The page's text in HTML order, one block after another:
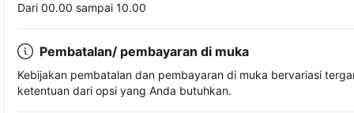
Dari 00.00 sampai 10.00
Pembatalan/ pembayaran di muka
Kebijakan pembatalan dan pembayaran di muka bervariasi
ketentuan dari opsi yang Anda butuhkan.